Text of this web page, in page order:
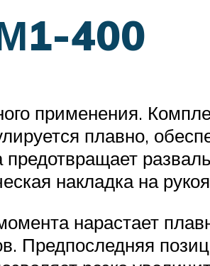
400
применения.
плавно,
накладка на
нарастает
Предпоследняя